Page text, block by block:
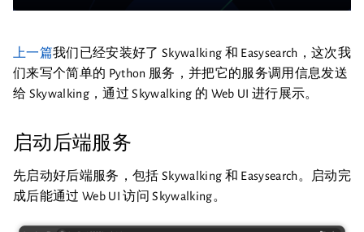
上一篇我们已经安装好了 Skywalking 和 Easysearch，这次我
们来写个简单的 Python 服务，并把它的服务调用信息发送
给 Skywalking，通过 Skywalking 的 Web UI 进行展示。
启动后端服务
先启动好后端服务，包括 Skywalking 和 Easysearch。启动完
成后能通过 Web UI 访问 Skywalking。